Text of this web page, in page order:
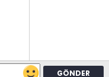
GÖNDER